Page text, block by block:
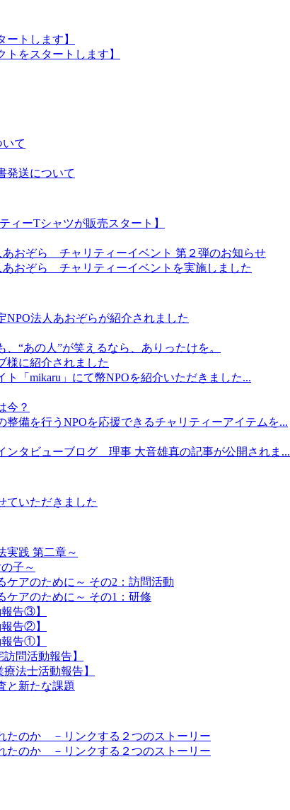
ートします】
トをスタートします】
て
発送について
ィーTシャツが販売スタート】
あおぞら チャリティーイベント 第２弾のお知らせ
あおぞら チャリティーイベントを実施しました
NPO法人あおぞらが紹介されました
“あの人”が笑えるなら、ありったけを。
様に紹介されました
「mikaru」にて幣NPOを紹介いただきました...
今？
整備を行うNPOを応援できるチャリティーアイテムを...
タビューブログ 理事 大音雄真の記事が公開されま...
ていただきました
実践 第二章～
子～
ケアのために～ その2：訪問活動
ケアのために～ その1：研修
告③】
告②】
告①】
訪問活動報告】
療法士活動報告】
と新たな課題
たのか －リンクする２つのストーリー
たのか －リンクする２つのストーリー